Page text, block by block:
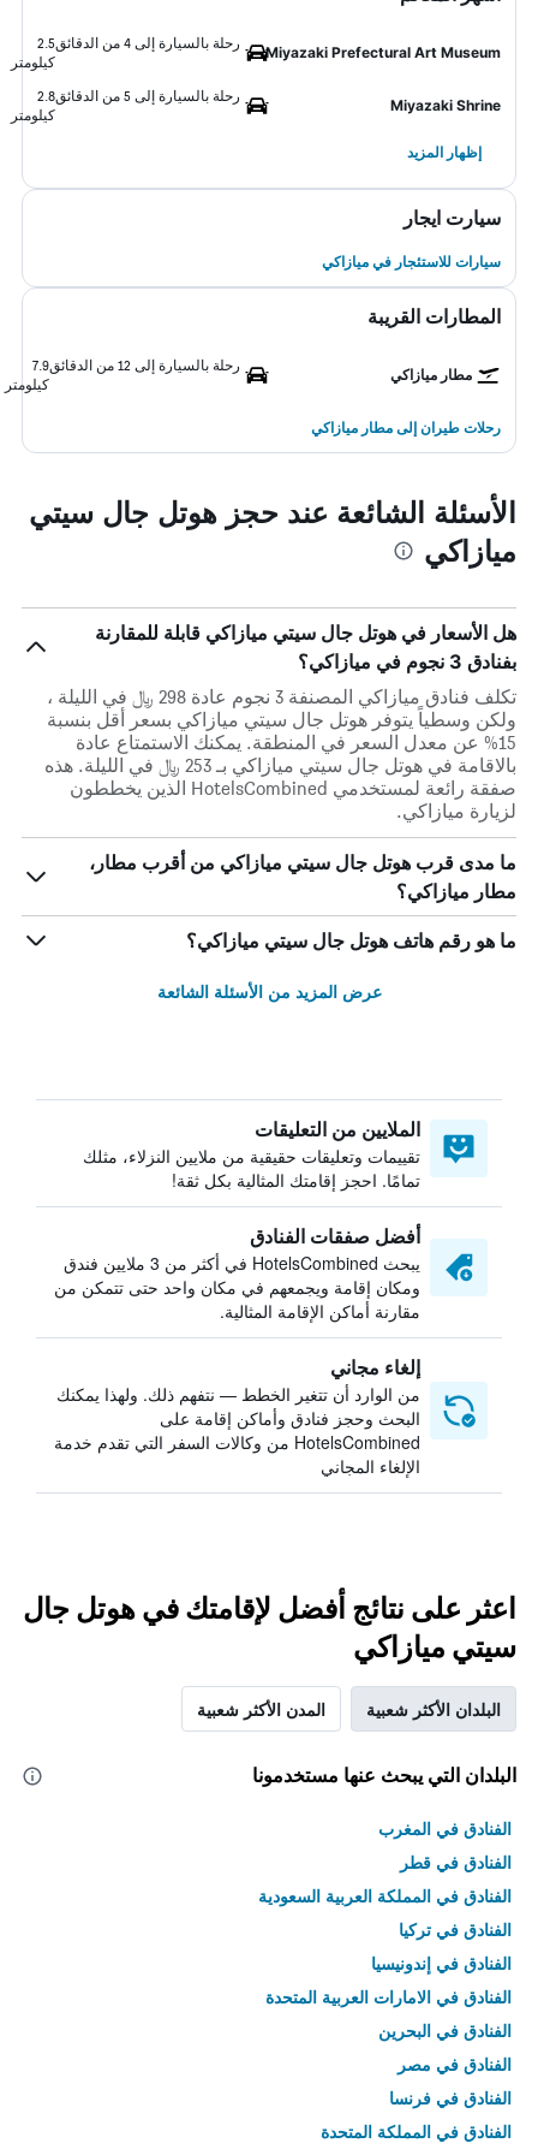
Miyazaki Prefectural Art Museum
رحلة بالسيارة إلى 4 من الدقائق
2.5
كيلومتر
Miyazaki Shrine
رحلة بالسيارة إلى 5 من الدقائق
2.8
كيلومتر
إظهار المزيد
سيارت ايجار
سيارات للاستئجار في ميازاكي
المطارات القريبة
مطار ميازاكي
رحلة بالسيارة إلى 12 من الدقائق
7.9
كيلومتر
رحلات طيران إلى مطار ميازاكي
الأسئلة الشائعة عند حجز هوتل جال سيتي
ميازاكي
هل الأسعار في هوتل جال سيتي ميازاكي قابلة للمقارنة
بفنادق 3 نجوم في ميازاكي؟
تكلف فنادق ميازاكي المصنفة 3 نجوم عادة 298 ﷼ في الليلة ،
ولكن وسطياً يتوفر هوتل جال سيتي ميازاكي بسعر أقل بنسبة
15% عن معدل السعر في المنطقة. يمكنك الاستمتاع عادة
بالاقامة في هوتل جال سيتي ميازاكي بـ 253 ﷼ في الليلة. هذه
صفقة رائعة لمستخدمي HotelsCombined الذين يخططون
لزيارة ميازاكي.
ما مدى قرب هوتل جال سيتي ميازاكي من أقرب مطار،
مطار ميازاكي؟
ما هو رقم هاتف هوتل جال سيتي ميازاكي؟
عرض المزيد من الأسئلة الشائعة
الملايين من التعليقات
تقييمات وتعليقات حقيقية من ملايين النزلاء، مثلك
تمامًا. احجز إقامتك المثالية بكل ثقة!
أفضل صفقات الفنادق
يبحث HotelsCombined في أكثر من 3 ملايين فندق
ومكان إقامة ويجمعهم في مكان واحد حتى تتمكن من
مقارنة أماكن الإقامة المثالية.
إلغاء مجاني
من الوارد أن تتغير الخطط — نتفهم ذلك. ولهذا يمكنك
البحث وحجز فنادق وأماكن إقامة على
HotelsCombined من وكالات السفر التي تقدم خدمة
الإلغاء المجاني
اعثر على نتائج أفضل لإقامتك في هوتل جال
سيتي ميازاكي
البلدان الأكثر شعبية المدن الأكثر شعبية
البلدان التي يبحث عنها مستخدمونا
الفنادق في المغرب
الفنادق في قطر
الفنادق في المملكة العربية السعودية
الفنادق في تركيا
الفنادق في إندونيسيا
الفنادق في الامارات العربية المتحدة
الفنادق في البحرين
الفنادق في مصر
الفنادق في فرنسا
الفنادق في المملكة المتحدة